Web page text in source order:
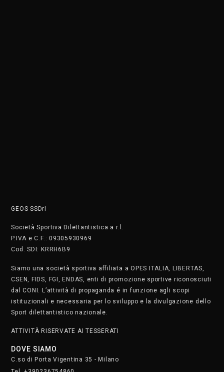
messaggi
Cookie Policy
Privacy Policy
SAFEGUARDING
• Lunedì e martedì dalle 8.30 alle 22.30
• Mercoledì e giovedì dalle 8.30 alle 21.30
• Venerdì dalle 8.30 alle 19
• Sabato dalle 9 alle 17
STAFF